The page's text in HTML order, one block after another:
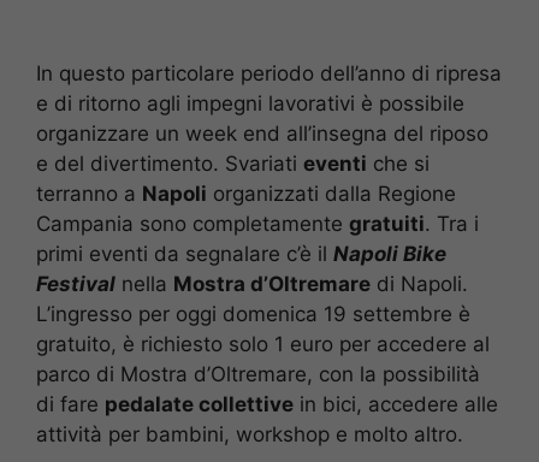
In questo particolare periodo dell’anno di ripresa
e di ritorno agli impegni lavorativi è possibile
organizzare un week end all’insegna del riposo
e del divertimento. Svariati eventi che si
terranno a Napoli organizzati dalla Regione
Campania sono completamente gratuiti. Tra i
primi eventi da segnalare c’è il Napoli Bike
Festival nella Mostra d’Oltremare di Napoli.
L’ingresso per oggi domenica 19 settembre è
gratuito, è richiesto solo 1 euro per accedere al
parco di Mostra d’Oltremare, con la possibilità
di fare pedalate collettive in bici, accedere alle
attività per bambini, workshop e molto altro.